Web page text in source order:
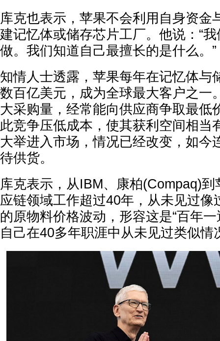
库克也表示，苹果不会利用自身资金
建记忆体或储存芯片工厂。他说：“
做。我们知道自己最擅长的是什么。”
知情人士透露，苹果每年在记忆体与
数百亿美元，成为全球最大客户之一
大采购量，经常能向供应商争取最低
此竞争压低成本，使其获利空间相当
大举进入市场，情况已经改变，如今
待供货。
库克表示，从IBM、康柏(Compaq)
应链领域工作超过40年，从未见过像
的原物料价格波动，形容这是“百年
自己在40多年职涯中从未见过类似情